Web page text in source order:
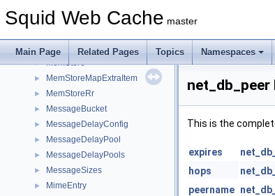
Squid Web Cache master
Main Page Related Pages Topics Namespaces
► MemPoolChunked
► MemPools
► MemStore
► MemStoreMapExtraItem
► MemStoreRr
► MessageBucket
► MessageDelayConfig
► MessageDelayPool
► MessageDelayPools
► MessageSizes
► MimeEntry
net_db_peer
This is the
expires
hops
peername